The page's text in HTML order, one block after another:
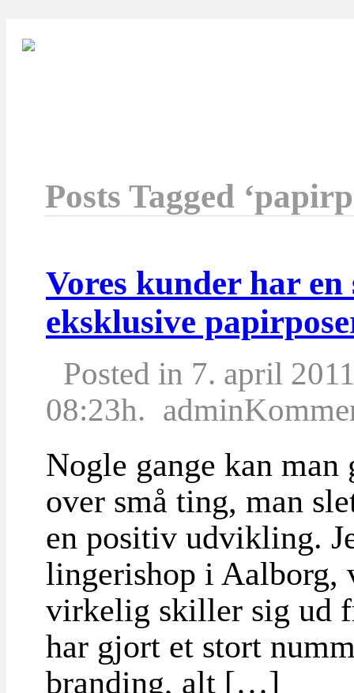
Posts Tagged
Vores kunder har
eksklusive
Posted in 7. april
08:23h. admin
Nogle gange kan
over små ting, man
en positiv udvikling.
lingerishop i Aalborg,
virkelig skiller sig ud
har gjort et stort
branding, alt […]